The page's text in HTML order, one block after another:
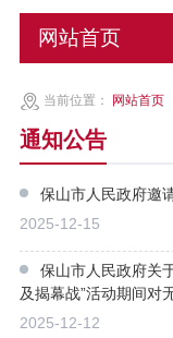
网站首页
当前位置： 网站首页
通知公告
保山市人民政府邀
2025-12-15
保山市人民政府关
及揭幕战”活动期间对
2025-12-12